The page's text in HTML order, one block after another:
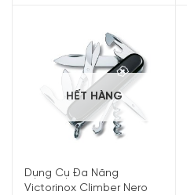
HẾT HÀNG
Dụng Cụ Đa Năng
Victorinox Climber Nero